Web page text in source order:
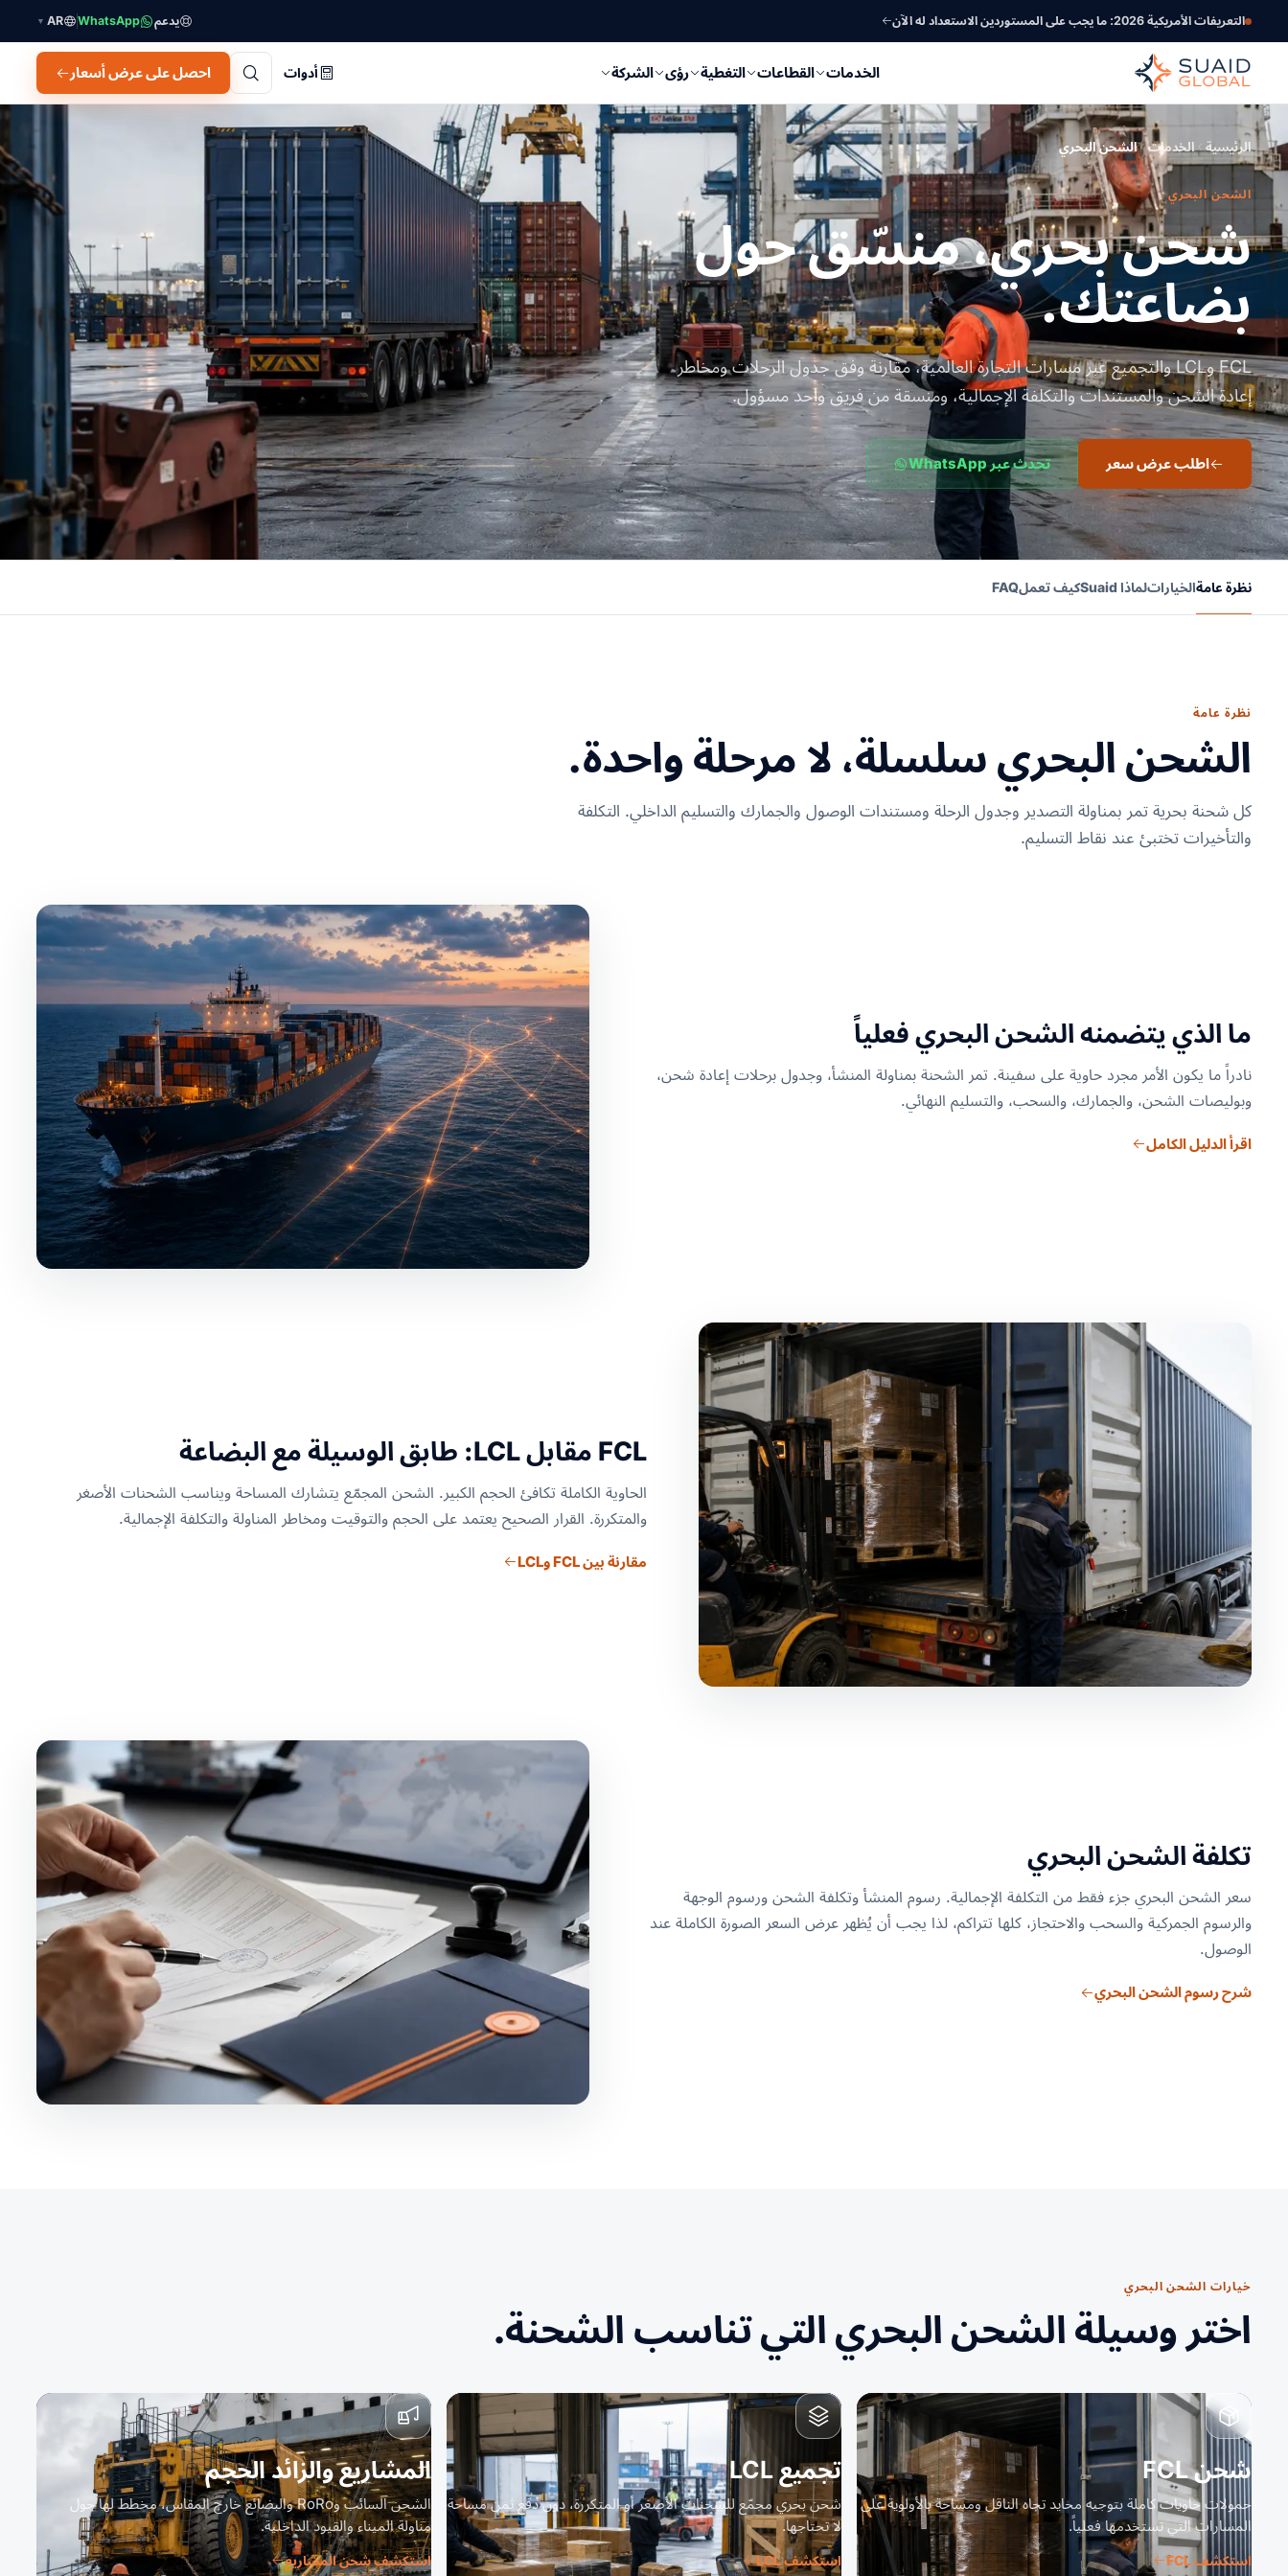
التعريفات الأمريكية 2026: ما يجب على المستوردين الاستعداد له الآن يدعم WhatsApp
AR
▼
الخدمات القطاعات التغطية رؤى الشركة أدوات احصل على عرض أسعار
الرئيسية الخدمات الشحن البحري
الشحن البحري
شحن بحري، منسّق حول
بضاعتك.
FCL وLCL والتجميع عبر مسارات التجارة العالمية، مقارنة وفق جدول الرحلات ومخاطر
إعادة الشحن والمستندات والتكلفة الإجمالية، ومنسقة من فريق واحد مسؤول.
اطلب عرض سعر تحدث عبر WhatsApp
نظرة عامةالخياراتلماذا Suaid كيف تعملFAQ
نظرة عامة
الشحن البحري سلسلة، لا مرحلة واحدة.
كل شحنة بحرية تمر بمناولة التصدير وجدول الرحلة ومستندات الوصول والجمارك والتسليم الداخلي. التكلفة
والتأخيرات تختبئ عند نقاط التسليم.
ما الذي يتضمنه الشحن البحري فعلياً
نادراً ما يكون الأمر مجرد حاوية على سفينة. تمر الشحنة بمناولة المنشأ، وجدول برحلات إعادة شحن،
وبوليصات الشحن، والجمارك، والسحب، والتسليم النهائي.
اقرأ الدليل الكامل
FCL مقابل LCL: طابق الوسيلة مع البضاعة
الحاوية الكاملة تكافئ الحجم الكبير. الشحن المجمّع يتشارك المساحة ويناسب الشحنات الأصغر
والمتكررة. القرار الصحيح يعتمد على الحجم والتوقيت ومخاطر المناولة والتكلفة الإجمالية.
مقارنة بين FCL وLCL
تكلفة الشحن البحري
سعر الشحن البحري جزء فقط من التكلفة الإجمالية. رسوم المنشأ وتكلفة الشحن ورسوم الوجهة
والرسوم الجمركية والسحب والاحتجاز، كلها تتراكم، لذا يجب أن يُظهر عرض السعر الصورة الكاملة عند
الوصول.
شرح رسوم الشحن البحري
خيارات الشحن البحري
اختر وسيلة الشحن البحري التي تناسب الشحنة.
شحن FCL
حمولات حاويات كاملة بتوجيه محايد تجاه الناقل ومساحة بالأولوية على
المسارات التي تستخدمها فعلياً.
استكشف FCL
تجميع LCL
شحن بحري مجمّع للشحنات الأصغر أو المتكررة، دون دفع ثمن مساحة
لا تحتاجها.
استكشف LCL
المشاريع والزائد الحجم
الشحن السائب وRoRo والبضائع خارج المقاس، مخطط لها حول
مناولة الميناء والقيود الداخلية.
استكشف شحن المشاريع